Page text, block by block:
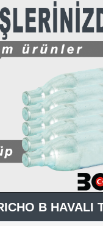
B HAVALI